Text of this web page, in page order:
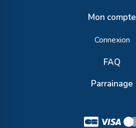
Mon compte
Connexion
FAQ
Parrainage